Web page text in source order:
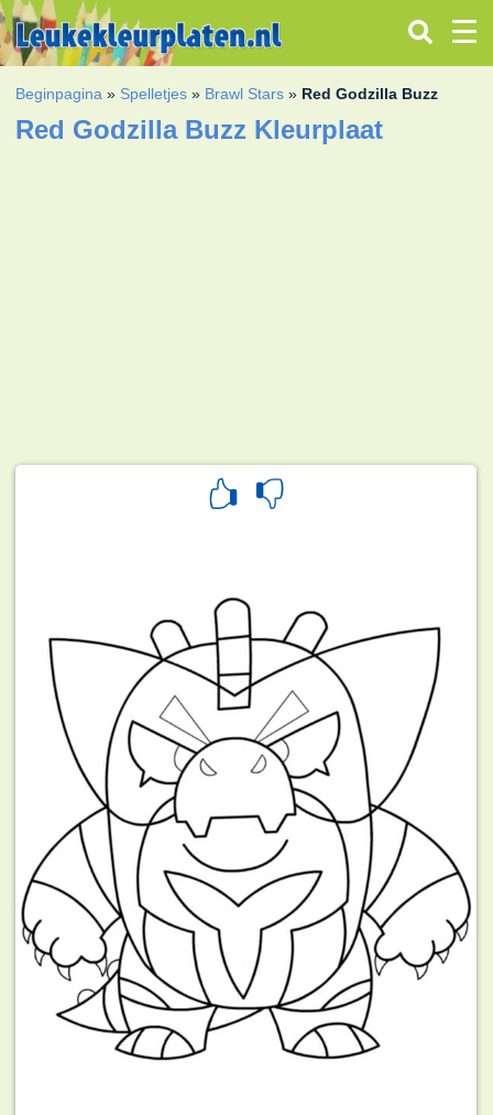
Beginpagina » Spelletjes » Brawl Stars » Red Godzilla Buzz
Red Godzilla Buzz Kleurplaat